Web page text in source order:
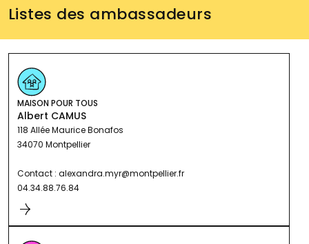
Listes des ambassadeurs
MAISON POUR TOUS
Albert CAMUS
118 Allée Maurice Bonafos
34070 Montpellier
Contact : alexandra.myr@montpellier.fr
04.34.88.76.84